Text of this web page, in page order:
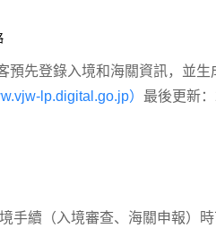
預先登錄入境和海關資訊，並生
lp.digital.go.jp） 最後更新
手續（入境審查、海關申報）時